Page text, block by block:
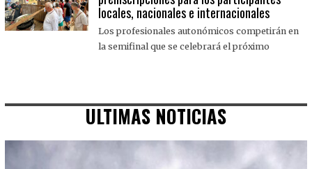
locales, nacionales e internacionales
Los profesionales autonómicos competirán en
la semifinal que se celebrará el próximo
ULTIMAS NOTICIAS